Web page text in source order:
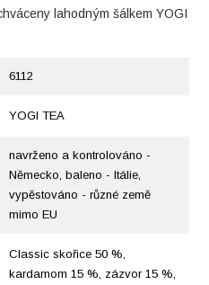
lahodným šálkem YOGI
6112
YOGI TEA
navrženo a kontrolováno -
Německo, baleno - Itálie,
vypěstováno - různé země
mimo EU
Classic skořice 50 %,
kardamom 15 %, zázvor 15 %,